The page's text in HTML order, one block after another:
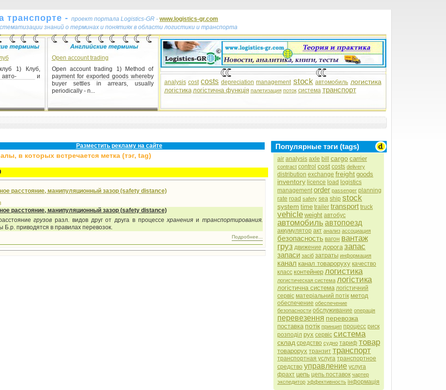
транспорте - проект портала Logistics-GR - www.logistics-gr.com
знаний о терминах и понятиях в области логистики и транспорта
1) Клуб,
авто- и
Open account trading
Open account trading 1) Method of
payment for exported goods whereby
buyer settles in arrears, usually
periodically - n...
analysis cost costs depreciation management stock автомобиль логистика
логістика логістична функція палетизация поток система транспорт
Разместить рекламу на сайте
в которых встречается метка (тэг, tag)
расстояние, манипуляционный зазор (safety distance)
расстояние, манипуляционный зазор (safety distance)
грузовразл. видов друг от друга в процессехраненияитранспортирования.
Б.р. приводятся в правилах перевозок.
Подробнее...
Популярные тэги (tags)
air analysis axle bill cargo carrier
contract control cost costs delivery
distribution exchange freight goods
inventory licence load logistics
management order passenger planning
rate road safety sea ship stock
system time trailer transport truck
vehicle weight автобус
автомобиль автопоезд
аккумулятор акт анализ ассоциация
безопасность вагон вантаж
груз движение дорога запас
запаси засіб затраты информация
канал канал товароруху качество
класс контейнер логистика
логистическая система логістика
логістична система логістичний
сервіс матеріальний потік метод
обеспечение обеспечение
безопасности обслуживание операція
перевезення перевозка
поставка потік принцип процесс риск
розподіл рух сервіс система
склад средство судно тариф товар
товарорух транзит транспорт
транспортная услуга транспортное
средство управление услуга
фрахт цепь цепь поставок чартер
экспедитор эффективность інформація